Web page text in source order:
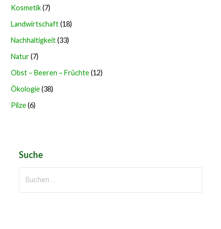
Kosmetik(7)
Landwirtschaft(18)
Nachhaltigkeit(33)
Natur(7)
Obst – Beeren – Früchte(12)
Ökologie(38)
Pilze(6)
Suche